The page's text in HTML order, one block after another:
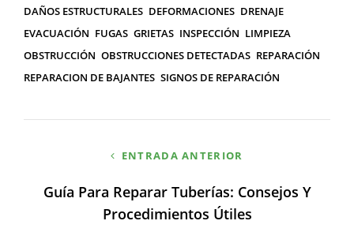
ETIQUETAS
DAÑOS ESTRUCTURALES DEFORMACIONES DRENAJE
EVACUACIÓN FUGAS GRIETAS INSPECCIÓN LIMPIEZA
OBSTRUCCIÓN OBSTRUCCIONES DETECTADAS REPARACIÓN
REPARACION DE BAJANTES SIGNOS DE REPARACIÓN
entradas
ENTRADA ANTERIOR
Guía Para Reparar Tuberías: Consejos Y
Procedimientos Útiles